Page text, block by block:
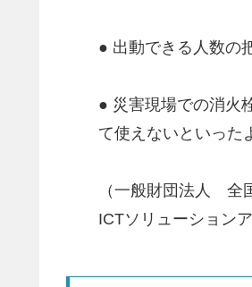
● 出動できる人数の
● 災害現場での消火
て使えないといった
（一般財団法人 全
ICTソリューション